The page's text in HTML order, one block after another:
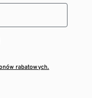
rabatowych.